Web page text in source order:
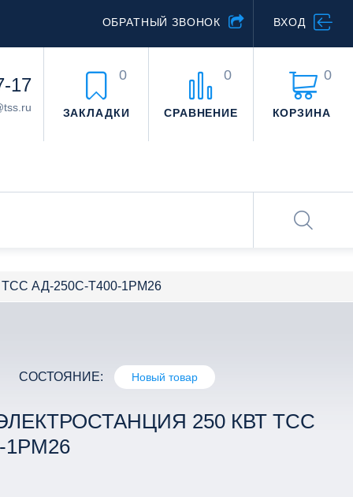
ВХОД
ОБРАТНЫЙ ЗВОНОК
КОРЗИНА
0
ЗАКЛАДКИ
0
СРАВНЕНИЕ
0
17
ТСС АД-250С-Т400-1РМ26
СОСТОЯНИЕ: Новый товар
250 КВТ ТСС
1РМ26